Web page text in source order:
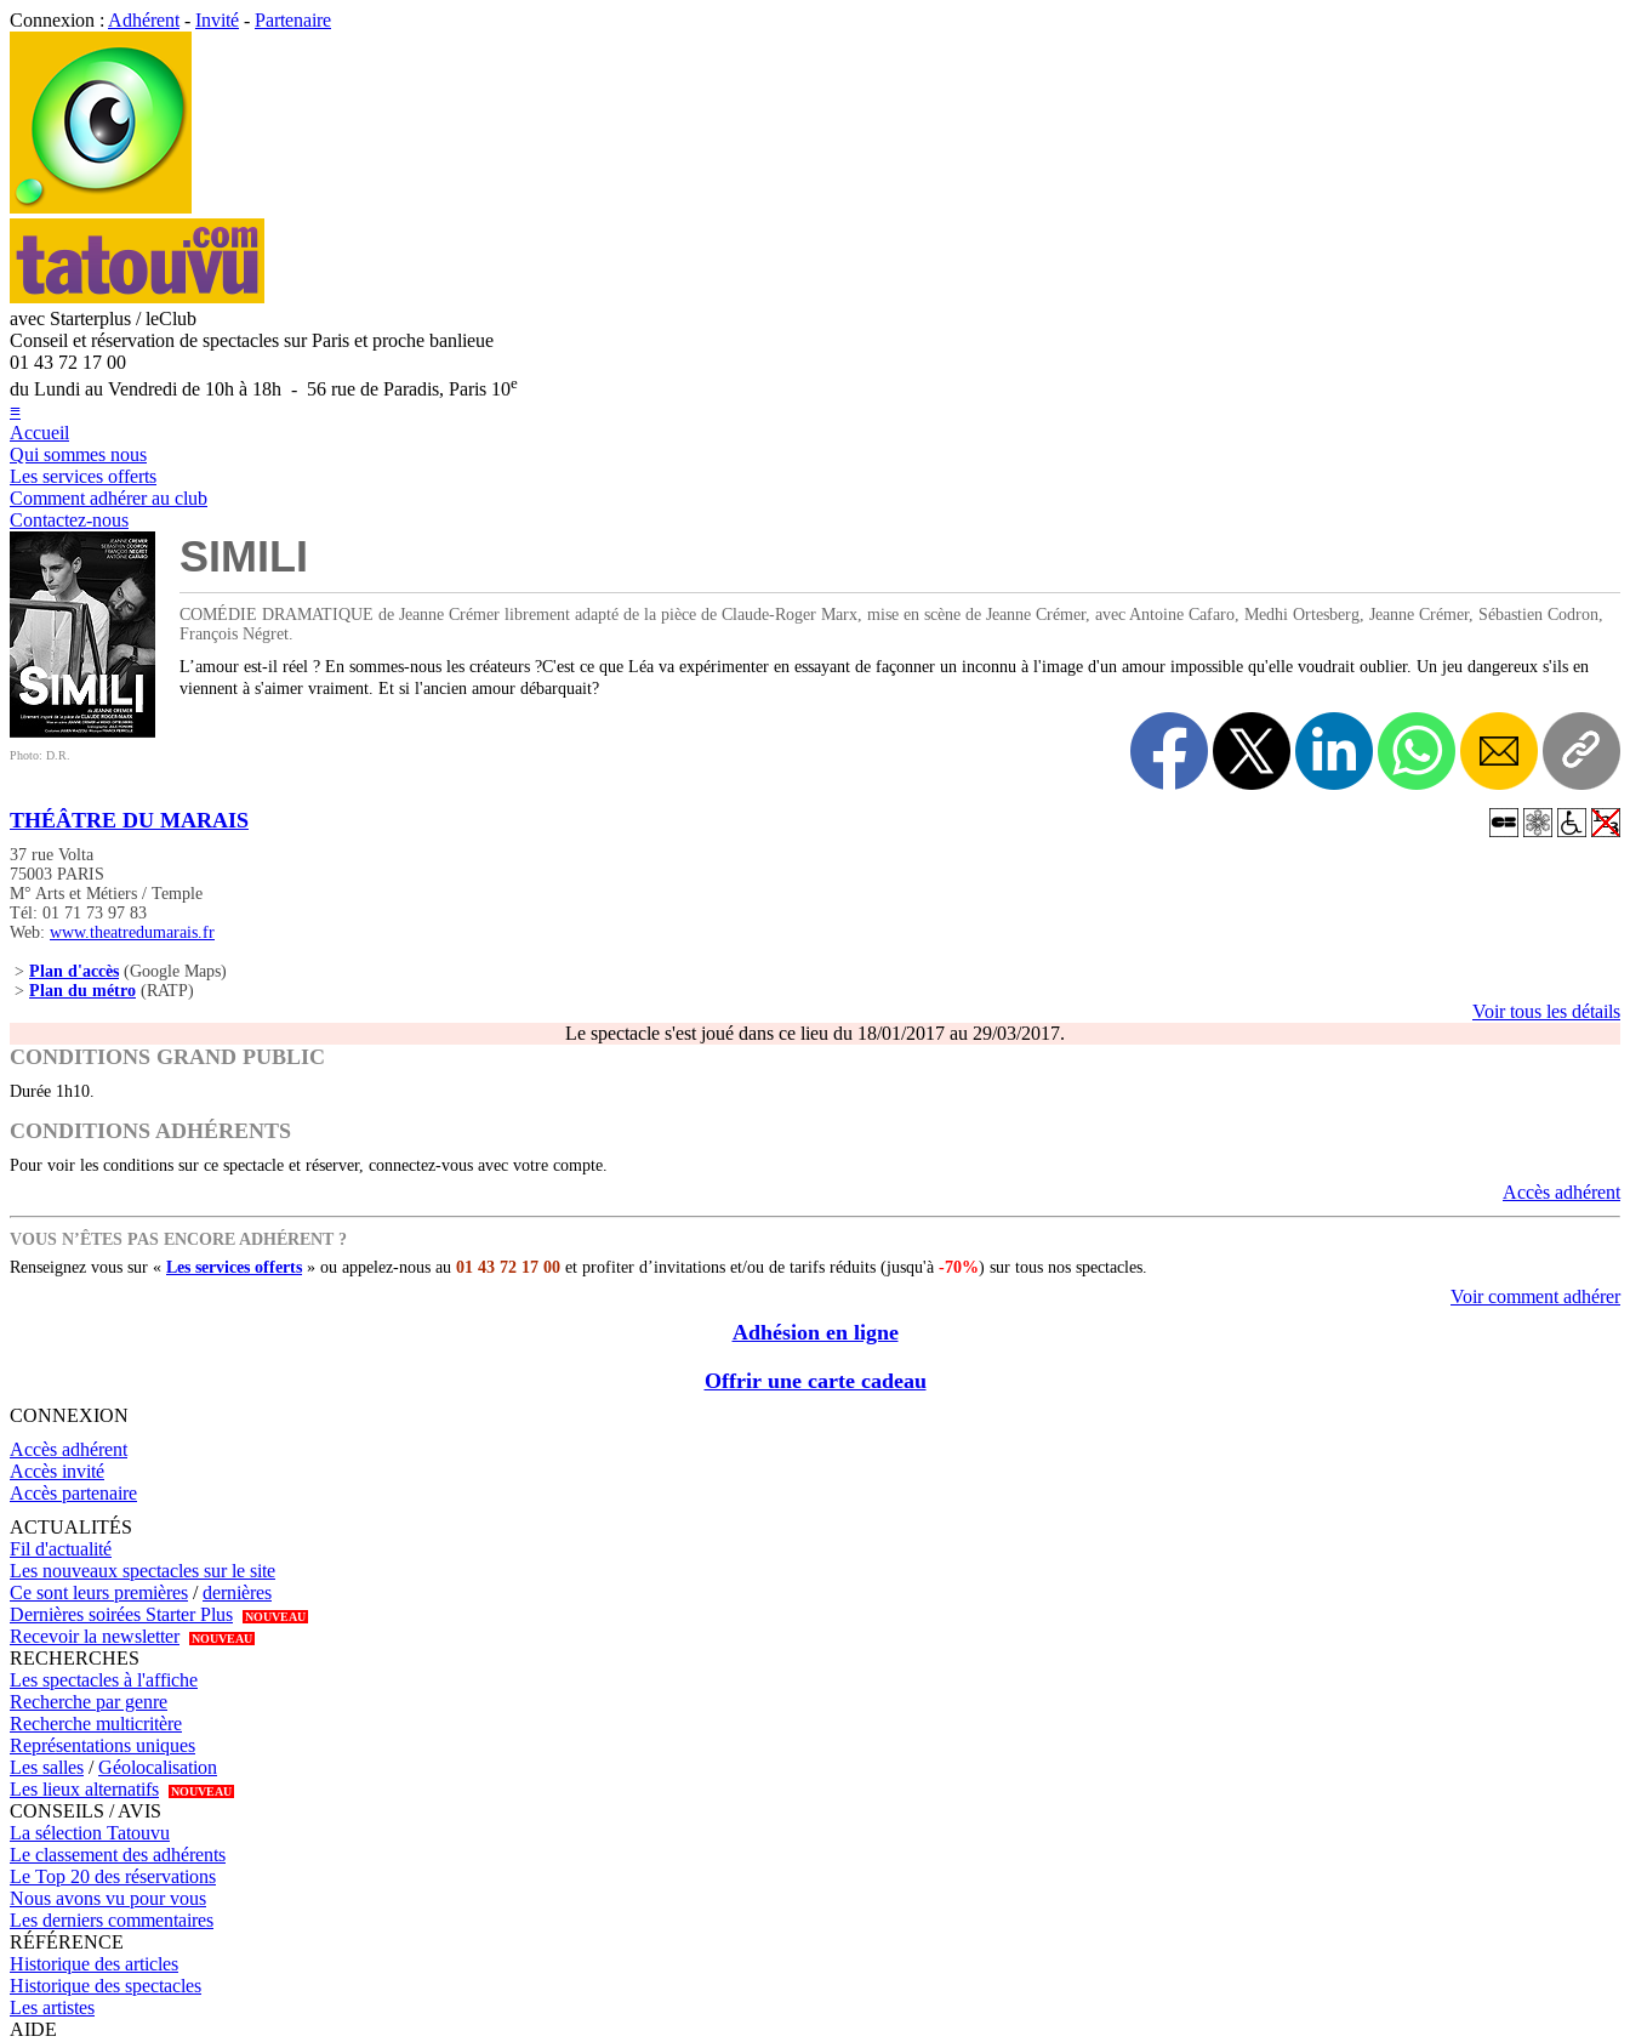
Connexion : Adhérent - Invité - Partenaire
avec Starterplus / leClub
Conseil et réservation de spectacles sur Paris et proche banlieue
01 43 72 17 00
du Lundi au Vendredi de 10h à 18h - 56 rue de Paradis, Paris 10e
≡
Accueil
Qui sommes nous
Les services offerts
Comment adhérer au club
Contactez-nous
Photo: D.R.
SIMILI
COMÉDIE DRAMATIQUE de Jeanne Crémer librement adapté de la pièce de Claude-Roger Marx, mise en scène de Jeanne Crémer, avec Antoine Cafaro, Medhi Ortesberg, Jeanne Crémer, Sébastien Codron,
François Négret.
L’amour est-il réel ? En sommes-nous les créateurs ?C'est ce que Léa va expérimenter en essayant de façonner un inconnu à l'image d'un amour impossible qu'elle voudrait oublier. Un jeu dangereux s'ils en
viennent à s'aimer vraiment. Et si l'ancien amour débarquait?
THÉÂTRE DU MARAIS
37 rue Volta
75003 PARIS
M° Arts et Métiers / Temple
Tél: 01 71 73 97 83
Web: www.theatredumarais.fr
> Plan d'accès (Google Maps)
> Plan du métro (RATP)
Voir tous les détails
Le spectacle s'est joué dans ce lieu du 18/01/2017 au 29/03/2017.
CONDITIONS GRAND PUBLIC
Durée 1h10.
CONDITIONS ADHÉRENTS
Pour voir les conditions sur ce spectacle et réserver, connectez-vous avec votre compte.
Accès adhérent
VOUS N’ÊTES PAS ENCORE ADHÉRENT ?
Renseignez vous sur « Les services offerts » ou appelez-nous au 01 43 72 17 00 et profiter d’invitations et/ou de tarifs réduits (jusqu'à -70%) sur tous nos spectacles.
Voir comment adhérer
Adhésion en ligne
Offrir une carte cadeau
CONNEXION
Accès adhérent
Accès invité
Accès partenaire
ACTUALITÉS
Fil d'actualité
Les nouveaux spectacles sur le site
Ce sont leurs premières /dernières
Dernières soirées Starter Plus
NOUVEAU
Recevoir la newsletter NOUVEAU
RECHERCHES
Les spectacles à l'affiche
Recherche par genre
Recherche multicritère
Représentations uniques
Les salles /Géolocalisation
Les lieux alternatifs
NOUVEAU
CONSEILS / AVIS
La sélection Tatouvu
Le classement des adhérents
Le Top 20 des réservations
Nous avons vu pour vous
Les derniers commentaires
RÉFÉRENCE
Historique des articles
Historique des spectacles
Les artistes
AIDE